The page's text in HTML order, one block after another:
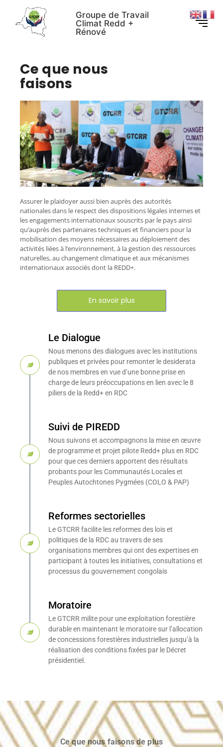
Groupe de Travail
Climat Redd +
Rénové
Ce que nous
faisons
Assurer le plaidoyer aussi bien auprès des autorités
nationales dans le respect des dispositions légales internes et
les engagements internationaux souscrits par le pays ainsi
qu’auprès des partenaires techniques et financiers pour la
mobilisation des moyens nécessaires au déploiement des
activités liées à l’environnement, à la gestion des ressources
naturelles, au changement climatique et aux mécanismes
internationaux associés dont la REDD+.
En savoir plus
Le Dialogue
Nous menons des dialogues avec les institutions
publiques et privées pour remonter le desiderata
de nos membres en vue d’une bonne prise en
charge de leurs préoccupations en lien avec le 8
piliers de la Redd+ en RDC
Suivi de PIREDD
Nous suivons et accompagnons la mise en œuvre
de programme et projet pilote Redd+ plus en RDC
pour que ces derniers apportent des résultats
probants pour les Communautés Locales et
Peuples Autochtones Pygmées (COLO & PAP)
Reformes sectorielles
Le GTCRR facilite les reformes des lois et
politiques de la RDC au travers de ses
organisations membres qui ont des expertises en
participant à toutes les initiatives, consultations et
processus du gouvernement congolais
Moratoire
Le GTCRR milite pour une exploitation forestière
durable en maintenant le moratoire sur l’allocation
de concessions forestières industrielles jusqu’à la
réalisation des conditions fixées par le Décret
présidentiel.
Ce que nous faisons de plus